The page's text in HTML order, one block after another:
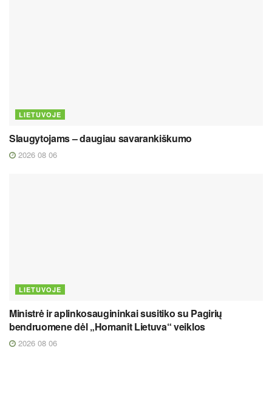
LIETUVOJE
Slaugytojams – daugiau savarankiškumo
2026 08 06
LIETUVOJE
Ministrė ir aplinkosaugininkai susitiko su Pagirių
bendruomene dėl „Homanit Lietuva“ veiklos
2026 08 06